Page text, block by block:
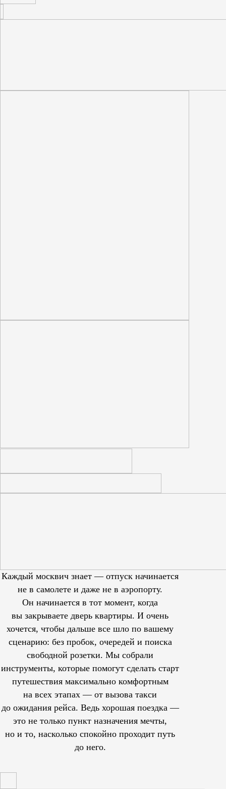
Каждый москвич знает — отпуск начинается
не в самолете и даже не в аэропорту.
Он начинается в тот момент, когда
вы закрываете дверь квартиры. И очень
хочется, чтобы дальше все шло по вашему
сценарию: без пробок, очередей и поиска
свободной розетки. Мы собрали
инструменты, которые помогут сделать старт
путешествия максимально комфортным
на всех этапах — от вызова такси
до ожидания рейса. Ведь хорошая поездка —
это не только пункт назначения мечты,
но и то, насколько спокойно проходит путь
до него.